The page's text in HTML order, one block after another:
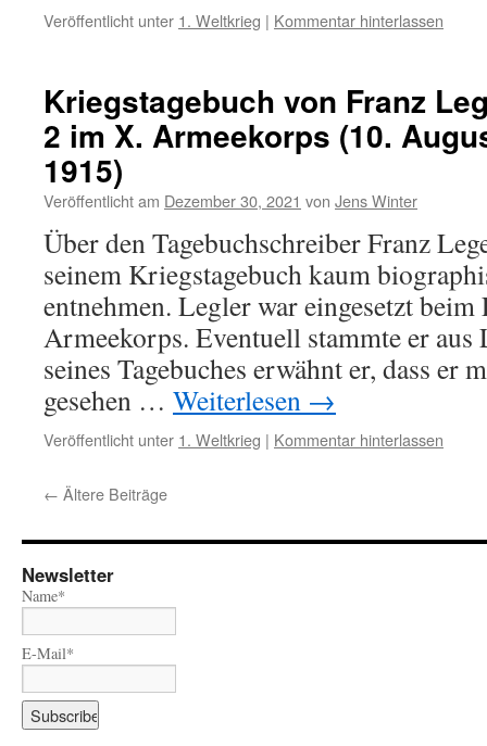
Veröffentlicht unter 1. Weltkrieg | Kommentar hinterlassen
Kriegstagebuch von Franz
2 im X. Armeekorps (10.
1915)
Veröffentlicht am Dezember 30, 2021 von Jens Winter
Über den Tagebuchschreiber Franz
seinem Kriegstagebuch kaum
entnehmen. Legler war eingesetzt beim
Armeekorps. Eventuell stammte er
seines Tagebuches erwähnt er, dass er
gesehen … Weiterlesen →
Veröffentlicht unter 1. Weltkrieg | Kommentar hinterlassen
← Ältere Beiträge
Newsletter
Name*
E-Mail*